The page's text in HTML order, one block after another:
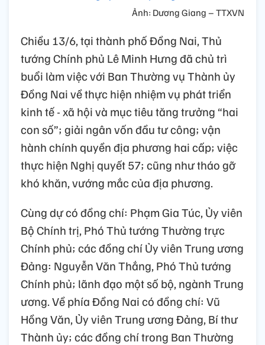
Ảnh: Dương Giang – TTXVN
Chiều 13/6, tại thành phố Đồng Nai, Thủ
tướng Chính phủ Lê Minh Hưng đã chủ trì
buổi làm việc với Ban Thường vụ Thành ủy
Đồng Nai về thực hiện nhiệm vụ phát triển
kinh tế - xã hội và mục tiêu tăng trưởng “hai
con số”; giải ngân vốn đầu tư công; vận
hành chính quyền địa phương hai cấp; việc
thực hiện Nghị quyết 57; cũng như tháo gỡ
khó khăn, vướng mắc của địa phương.
Cùng dự có đồng chí: Phạm Gia Túc, Ủy viên
Bộ Chính trị, Phó Thủ tướng Thường trực
Chính phủ; các đồng chí Ủy viên Trung ương
Đảng: Nguyễn Văn Thắng, Phó Thủ tướng
Chính phủ; lãnh đạo một số bộ, ngành Trung
ương. Về phía Đồng Nai có đồng chí: Vũ
Hồng Văn, Ủy viên Trung ương Đảng, Bí thư
Thành ủy; các đồng chí trong Ban Thường